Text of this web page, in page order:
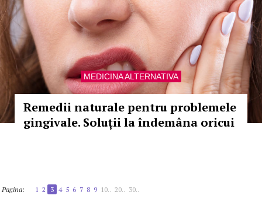
MEDICINA ALTERNATIVA
Remedii naturale pentru problemele
gingivale. Soluții la îndemâna oricui
Pagina: 1 2 3 4 5 6 7 8 9 10.. 20.. 30..